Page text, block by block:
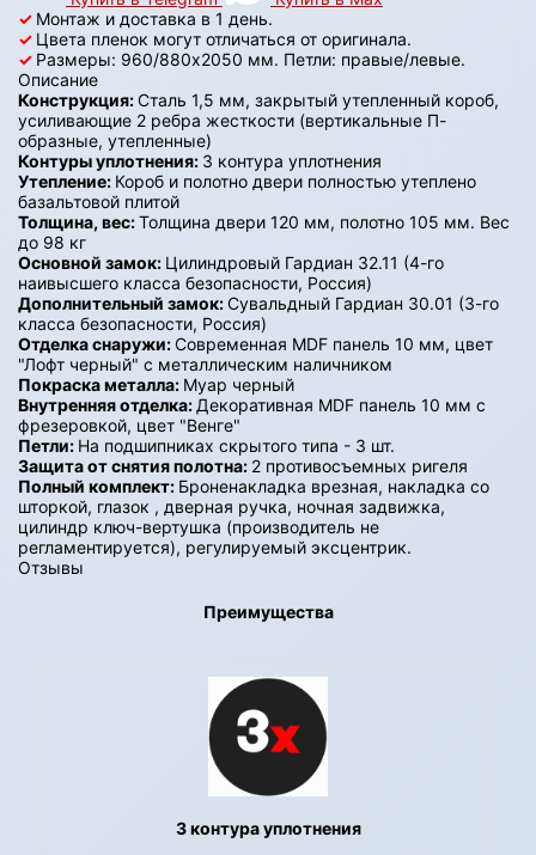
✓ Монтаж и доставка в 1 день.
✓ Цвета пленок могут отличаться от оригинала.
✓ Размеры: 960/880х2050 мм. Петли: правые/левые.
Описание
Конструкция:Сталь 1,5 мм, закрытый утепленный короб,
усиливающие 2 ребра жесткости (вертикальные П-
образные, утепленные)
Контуры уплотнения: 3 контура уплотнения
Утепление: Короб и полотно двери полностью утеплено
базальтовой плитой
Толщина, вес:Толщина двери 120 мм, полотно 105 мм. Вес
до 98 кг
Основной замок: Цилиндровый Гардиан 32.11 (4-го
наивысшего класса безопасности, Россия)
Дополнительный замок:Сувальдный Гардиан 30.01 (3-го
класса безопасности, Россия)
Отделка снаружи:Современная MDF панель 10 мм, цвет
"Лофт черный" с металлическим наличником
Покраска металла: Муар черный
Внутренняя отделка: Декоративная MDF панель 10 мм с
фрезеровкой, цвет "Венге"
Петли: На подшипниках скрытого типа - 3 шт.
Защита от снятия полотна: 2 противосъемных ригеля
Полный комплект: Броненакладка врезная, накладка со
шторкой, глазок , дверная ручка, ночная задвижка,
цилиндр ключ-вертушка (производитель не
регламентируется), регулируемый эксцентрик.
Отзывы
Преимущества
3 контура уплотнения